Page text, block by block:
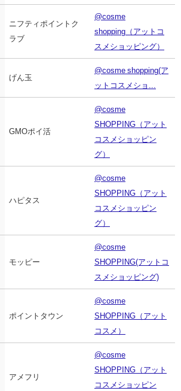
ニフティポイントク
ラブ
@cosme
shopping（アットコ
スメショッピング）
げん玉
@cosme shopping(ア
ットコスメショ...
GMOポイ活
@cosme
SHOPPING（アット
コスメショッピン
グ）
ハピタス
@cosme
SHOPPING（アット
コスメショッピン
グ）
モッピー
@cosme
SHOPPING(アットコ
スメショッピング)
ポイントタウン
@cosme
SHOPPING（アット
コスメ）
アメフリ
@cosme
SHOPPING（アット
コスメショッピン